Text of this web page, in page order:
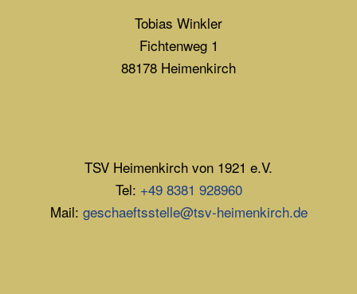
Tobias Winkler
Fichtenweg 1
88178 Heimenkirch
TSV Heimenkirch von 1921 e.V.
Tel: +49 8381 928960
Mail: geschaeftsstelle@tsv-heimenkirch.de